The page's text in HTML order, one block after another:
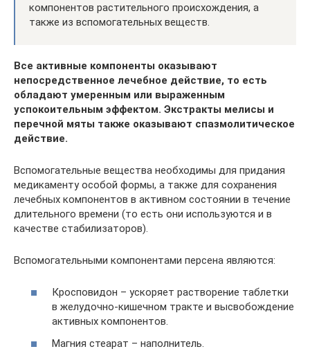
компонентов растительного происхождения, а
также из вспомогательных веществ.
Все активные компоненты оказывают
непосредственное лечебное действие, то есть
обладают умеренным или выраженным
успокоительным эффектом. Экстракты мелисы и
перечной мяты также оказывают спазмолитическое
действие.
Вспомогательные вещества необходимы для придания
медикаменту особой формы, а также для сохранения
лечебных компонентов в активном состоянии в течение
длительного времени (то есть они используются и в
качестве стабилизаторов).
Вспомогательными компонентами персена являются:
Кросповидон – ускоряет растворение таблетки
в желудочно-кишечном тракте и высвобождение
активных компонентов.
Магния стеарат – наполнитель.